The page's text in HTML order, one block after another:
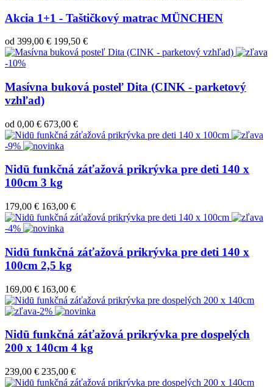
Akcia 1+1 - Taštičkový matrac MÜNCHEN
od 399,00 € 199,50 €
-10%
Masívna buková posteľ Dita (CINK - parketový
vzhľad)
od 0,00 € 673,00 €
-9%
Nidū funkčná záťažová prikrývka pre deti 140 x
100cm 3 kg
179,00 € 163,00 €
-4%
Nidū funkčná záťažová prikrývka pre deti 140 x
100cm 2,5 kg
169,00 € 163,00 €
-2%
Nidū funkčná záťažová prikrývka pre dospelých
200 x 140cm 4 kg
239,00 € 235,00 €